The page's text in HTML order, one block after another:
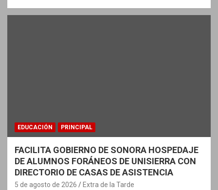
EDUCACIÓN PRINCIPAL
FACILITA GOBIERNO DE SONORA HOSPEDAJE
DE ALUMNOS FORÁNEOS DE UNISIERRA CON
DIRECTORIO DE CASAS DE ASISTENCIA
5 de agosto de 2026 Extra de la Tarde